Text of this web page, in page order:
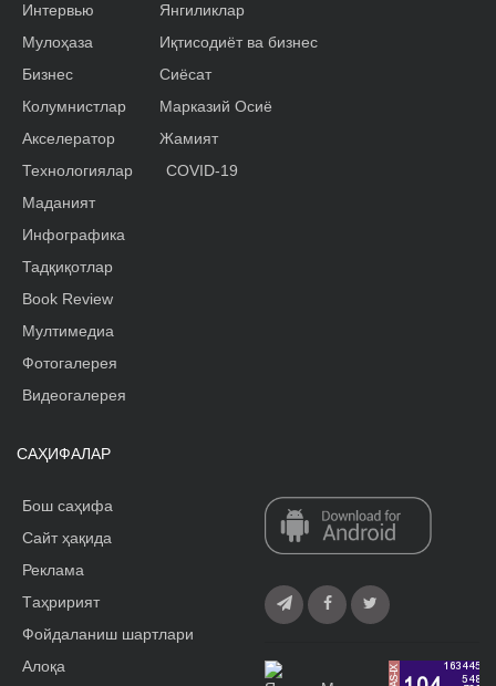
Интервью
Мулоҳаза
Бизнес
Колумнистлар
Акселератор
Янгиликлар
Иқтисодиёт ва бизнес
Сиёсат
Марказий Осиё
Жамият
Технологиялар
Маданият
Инфографика
Тадқиқотлар
Book Review
Мултимедиа
Фотогалерея
Видеогалерея
COVID-19
САҲИФАЛАР
Бош саҳифа
Сайт ҳақида
Реклама
Tаҳририят
Фойдаланиш шартлари
Алоқа